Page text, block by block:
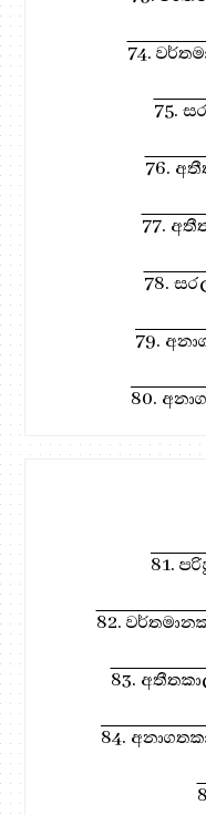
74.
75.
76.
77.
78.
79.
80.
81.
82.
83.
84.